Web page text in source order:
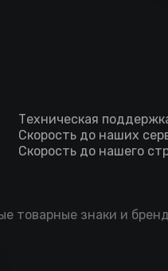
Техническая
Скорость до наших
Скорость до нашего
товарные знаки и